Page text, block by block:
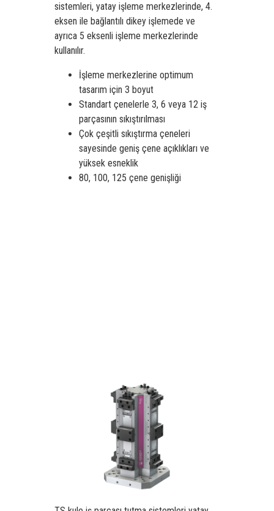
sistemleri, yatay işleme merkezlerinde, 4.
eksen ile bağlantılı dikey işlemede ve
ayrıca 5 eksenli işleme merkezlerinde
kullanılır.
İşleme merkezlerine optimum
tasarım için 3 boyut
Standart çenelerle 3, 6 veya 12 iş
parçasının sıkıştırılması
Çok çeşitli sıkıştırma çeneleri
sayesinde geniş çene açıklıkları ve
yüksek esneklik
80, 100, 125 çene genişliği